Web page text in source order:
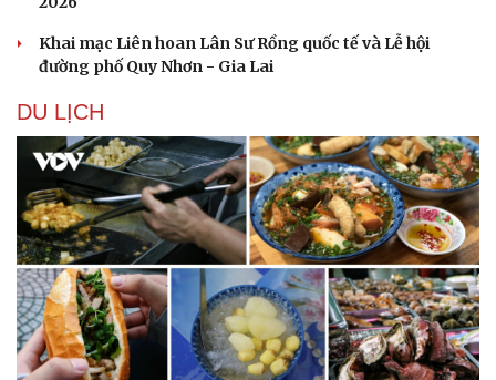
Khai mạc Liên hoan Lân Sư Rồng quốc tế và Lễ hội
đường phố Quy Nhơn - Gia Lai
DU LỊCH